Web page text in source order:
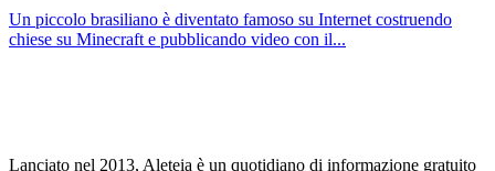
Un piccolo brasiliano è diventato famoso su Internet costruendo
chiese su Minecraft e pubblicando video con il...
Lanciato nel 2013, Aleteia è un quotidiano di informazione gratuito